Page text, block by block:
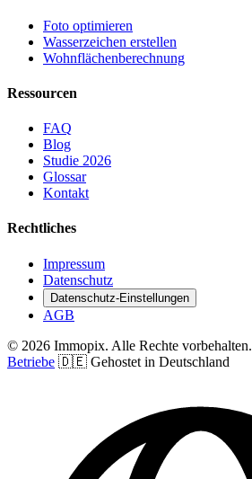
Foto optimieren
Wasserzeichen erstellen
Wohnflächen­berechnung
Ressourcen
FAQ
Blog
Studie 2026
Glossar
Kontakt
Rechtliches
Impressum
Datenschutz
Datenschutz-Einstellungen
AGB
© 2026 Immopix. Alle Rechte vorbehalten.
Betriebe 🇩🇪 Gehostet in Deutschland